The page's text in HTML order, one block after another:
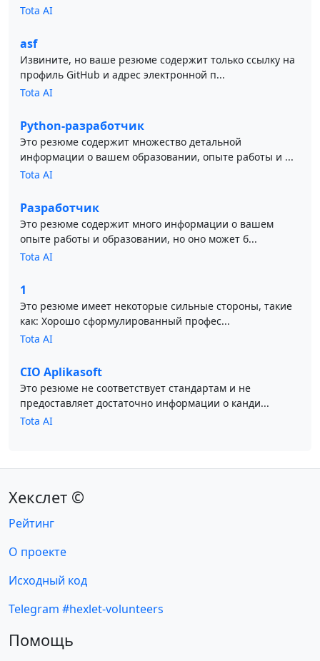
Tota AI
asf
Извините, но ваше резюме содержит только ссылку на
профиль GitHub и адрес электронной п...
Tota AI
Python-разработчик
Это резюме содержит множество детальной
информации о вашем образовании, опыте работы и ...
Tota AI
Разработчик
Это резюме содержит много информации о вашем
опыте работы и образовании, но оно может б...
Tota AI
1
Это резюме имеет некоторые сильные стороны, такие
как: Хорошо сформулированный профес...
Tota AI
CIO Aplikasoft
Это резюме не соответствует стандартам и не
предоставляет достаточно информации о канди...
Tota AI
Хекслет ©
Рейтинг
О проекте
Исходный код
Telegram #hexlet-volunteers
Помощь